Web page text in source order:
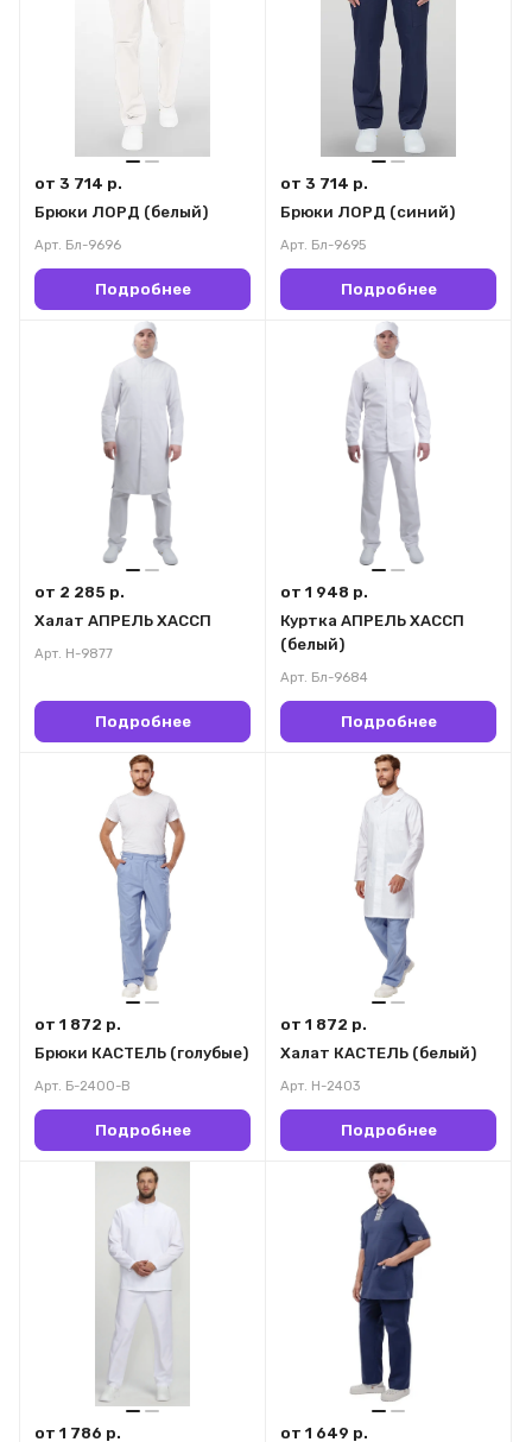
от 3 714 р.
Брюки ЛОРД (белый)
Арт. Бл-9696
Подробнее
от 3 714 р.
Брюки ЛОРД (синий)
Арт. Бл-9695
Подробнее
от 2 285 р.
Халат АПРЕЛЬ ХАССП
Арт. Н-9877
Подробнее
от 1 948 р.
Куртка АПРЕЛЬ ХАССП
(белый)
Арт. Бл-9684
Подробнее
от 1 872 р.
Брюки КАСТЕЛЬ (голубые)
Арт. Б-2400-B
Подробнее
от 1 872 р.
Халат КАСТЕЛЬ (белый)
Арт. Н-2403
Подробнее
от 1 786 р. от 1 649 р.